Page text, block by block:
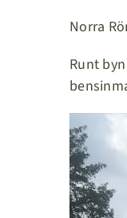
Norra
Runt